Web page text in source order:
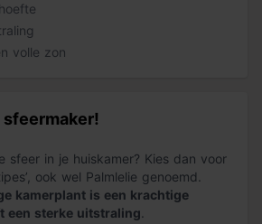
volle zon
sfeer in je huiskamer? Kies dan voor
ook wel Palmlelie genoemd.
kamerplant is een krachtige
een sterke uitstraling